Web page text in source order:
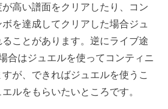
高い譜面をクリアしたり、コン
を達成してクリアした場合ジュ
ことがあります。逆にライブ途
合はジュエルを使ってコンティニ
が、できればジュエルを使うこ
ルをもらいたいところです。